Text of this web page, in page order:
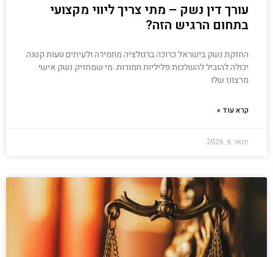
עורך דין נשק – מתי צריך ליווי מקצועי
בתחום הרגיש הזה?
החזקת נשק בישראל כרוכה ברגולציה מחמירה ולעיתים טעות קטנה
יכולה להוביל להשלכות פליליות חמורות. מי שמחזיק נשק אישי
מרצונו שלו
קרא עוד »
ינואר 6, 2026